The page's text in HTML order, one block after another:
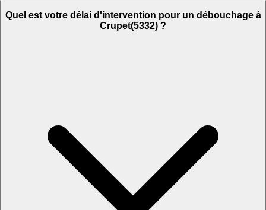
Quel est votre délai d'intervention pour un débouchage à
Crupet(5332) ?